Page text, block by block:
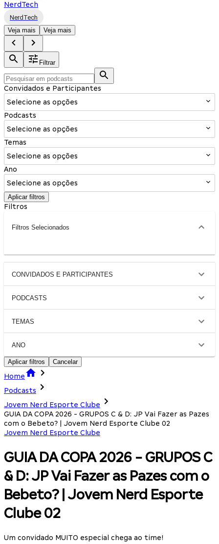
NerdTech
NerdTech
Veja mais
Veja mais
Filtrar
Convidados e Participantes
Selecione as opções
Podcasts
Selecione as opções
Temas
Selecione as opções
Ano
Selecione as opções
Aplicar filtros
Filtros
Filtros Selecionados
CONVIDADOS E PARTICIPANTES
PODCASTS
TEMAS
ANO
Aplicar filtros Cancelar
Home
Podcasts
Jovem Nerd Esporte Clube
GUIA DA COPA 2026 - GRUPOS C & D: JP Vai Fazer as Pazes
com o Bebeto? | Jovem Nerd Esporte Clube 02
Jovem Nerd Esporte Clube
GUIA DA COPA 2026 - GRUPOS C
& D: JP Vai Fazer as Pazes com o
Bebeto? | Jovem Nerd Esporte
Clube 02
Um convidado MUITO especial chega ao time!